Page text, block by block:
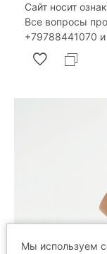
Сайт носит
Все вопросы
‎+79788441070
Мы используем